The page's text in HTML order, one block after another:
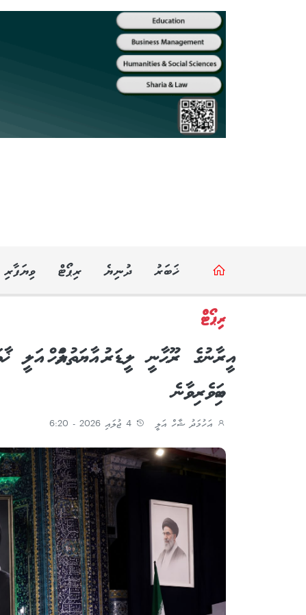
ޚަބަރު ދުނިޔެ ރިޕޯޓް ވިޔަފާރި
ރިޕޯޓް
ބައިވެރިވާނެ
އަހުމަދު ޝާހް އަލީ